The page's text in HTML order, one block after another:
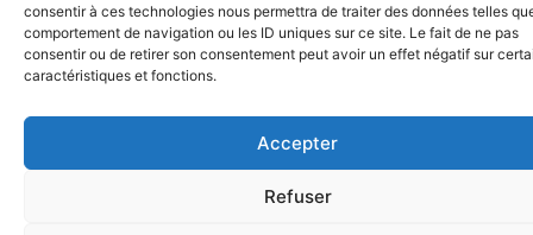
consentir à ces technologies nous permettra de traiter des données telles
comportement de navigation ou les ID uniques sur ce site. Le fait de ne pas
consentir ou de retirer son consentement peut avoir un effet négatif sur
caractéristiques et fonctions.
Accepter
Refuser